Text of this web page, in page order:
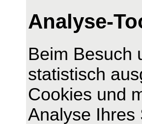
Analyse-
Beim Besuch
statistisch
Cookies und
Analyse Ihres